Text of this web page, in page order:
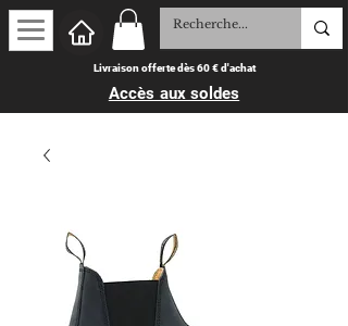
Livraison offerte dès 60 € d'achat
Accès aux soldes